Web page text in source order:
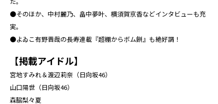
●そのほか、中村麗乃、畠中夢叶、横須賀京香などインタビューも充
実。
●よゐこ有野晋哉の長寿連載『超棚からボム餅』も絶好調！
【掲載アイドル】
宮地すみれ＆渡辺莉奈（日向坂46）
山口陽世（日向坂46）
森脇梨々夏